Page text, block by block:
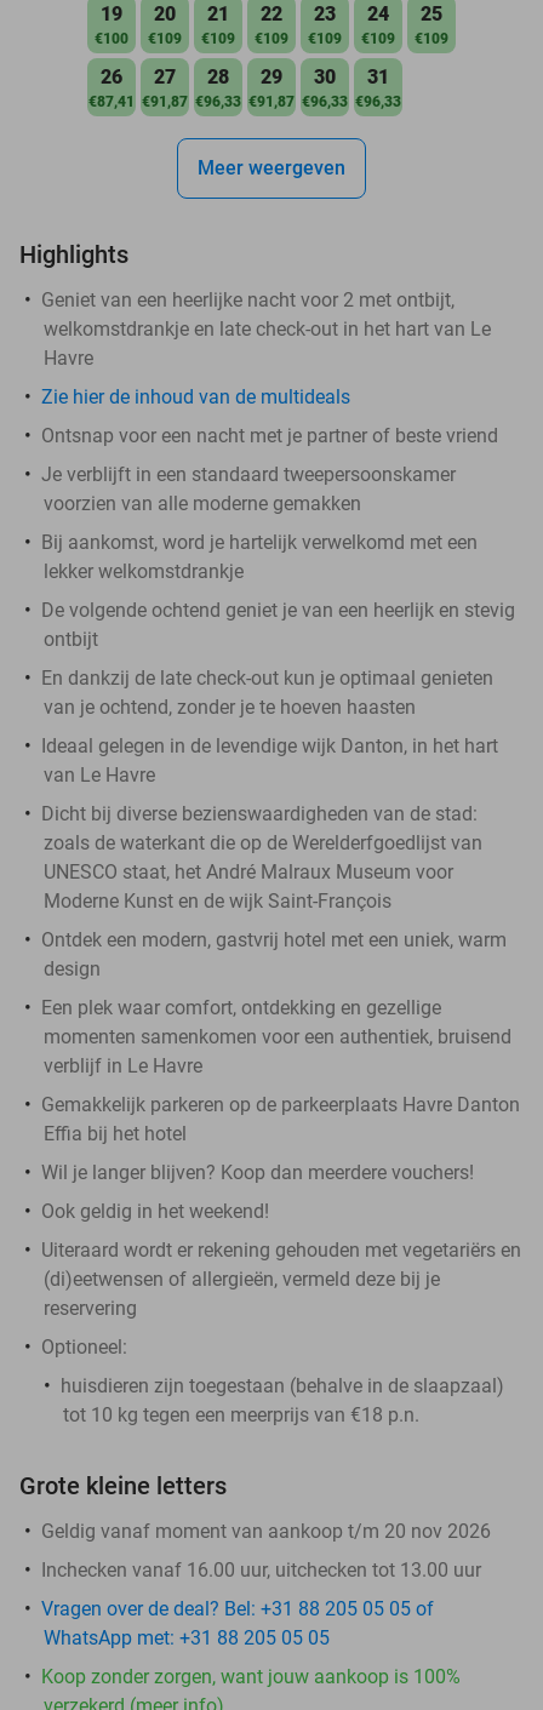
19
€100
20
€109
21
€109
22
€109
23
€109
24
€109
25
€109
26
€87,41
27
€91,87
28
€96,33
29
€91,87
30
€96,33
31
€96,33
Meer weergeven
Highlights
Geniet van een heerlijke nacht voor 2 met ontbijt,
welkomstdrankje en late check-out in het hart van Le
Havre
Zie hier de inhoud van de multideals
Ontsnap voor een nacht met je partner of beste vriend
Je verblijft in een standaard tweepersoonskamer
voorzien van alle moderne gemakken
Bij aankomst, word je hartelijk verwelkomd met een
lekker welkomstdrankje
De volgende ochtend geniet je van een heerlijk en stevig
ontbijt
En dankzij de late check-out kun je optimaal genieten
van je ochtend, zonder je te hoeven haasten
Ideaal gelegen in de levendige wijk Danton, in het hart
van Le Havre
Dicht bij diverse bezienswaardigheden van de stad:
zoals de waterkant die op de Werelderfgoedlijst van
UNESCO staat, het André Malraux Museum voor
Moderne Kunst en de wijk Saint-François
Ontdek een modern, gastvrij hotel met een uniek, warm
design
Een plek waar comfort, ontdekking en gezellige
momenten samenkomen voor een authentiek, bruisend
verblijf in Le Havre
Gemakkelijk parkeren op de parkeerplaats Havre Danton
Effia bij het hotel
Wil je langer blijven? Koop dan meerdere vouchers!
Ook geldig in het weekend!
Uiteraard wordt er rekening gehouden met vegetariërs en
(di)eetwensen of allergieën, vermeld deze bij je
reservering
Optioneel:
huisdieren zijn toegestaan (behalve in de slaapzaal)
tot 10 kg tegen een meerprijs van €18 p.n.
Grote kleine letters
Geldig vanaf moment van aankoop t/m 20 nov 2026
Inchecken vanaf 16.00 uur, uitchecken tot 13.00 uur
Vragen over de deal? Bel: +31 88 205 05 05 of
WhatsApp met: +31 88 205 05 05
Koop zonder zorgen, want jouw aankoop is 100%
verzekerd (meer info)